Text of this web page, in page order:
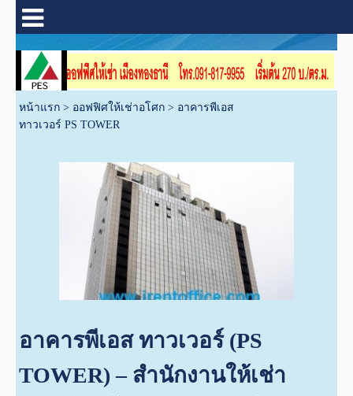
หน้าแรก > ออฟฟิศให้เช่าอโศก > อาคารพีเอส
ทาวเวอร์ PS TOWER
อาคารพีเอส ทาวเวอร์ (PS
TOWER) – สำนักงานให้เช่า